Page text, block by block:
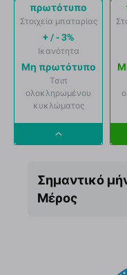
πρωτότυπο
Στοιχεία μπαταρίας
+ / - 3%
Ικανότητα
Μη πρωτότυπο
Τσιπ
ολοκληρωμένου
κυκλώματος
Dropdown
Σημαντικό
Μέρος